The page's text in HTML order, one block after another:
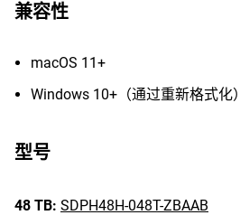
兼容性
macOS 11+
Windows 10+（通过重新格式化）
型号
48 TB: SDPH48H-048T-ZBAAB